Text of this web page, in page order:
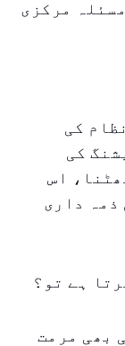
مرکزی
کی
کی
اس
ذمہ داری
ہے تو؟
بھی مرمت